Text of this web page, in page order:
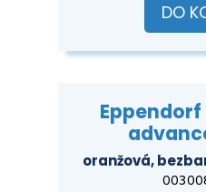
DO
oranžová,